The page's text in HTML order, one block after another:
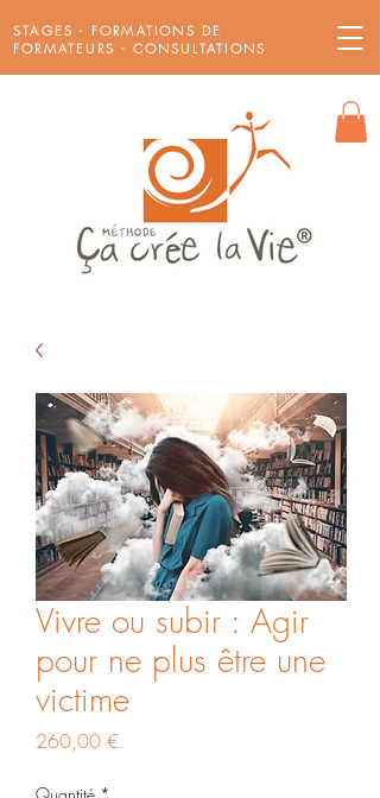
STAGES - FORMATIONS DE
FORMATEURS - CONSULTATIONS
Vivre ou subir : Agir
pour ne plus être une
victime
260,00 €